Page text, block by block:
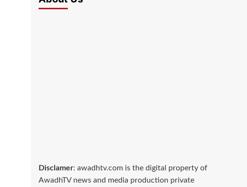
Disclamer: awadhtv.com is the digital property of
AwadhTV news and media production private